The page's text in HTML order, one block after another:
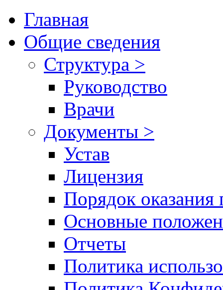
Главная
Общие сведения
Структура >
Руководство
Врачи
Документы >
Устав
Лицензия
Порядок оказания
Основные
Отчеты
Политика